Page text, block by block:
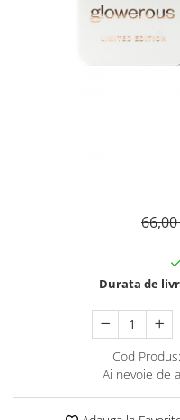
Gel pentru sprancene
Palete Contouring
PALETE PROFESIONALE
Durata de
Cod Produs:
Ai nevoie de